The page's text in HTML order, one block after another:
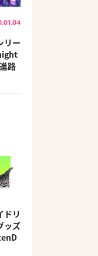
リー
路
ドリ
ッズ